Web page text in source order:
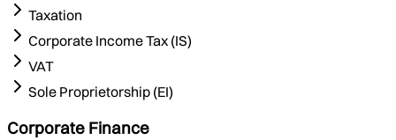
Taxation
Corporate Income Tax (IS)
VAT
Sole Proprietorship (EI)
Corporate Finance